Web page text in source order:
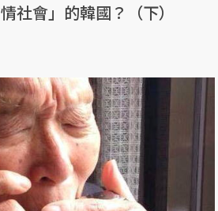
社會」的韓國？（下）